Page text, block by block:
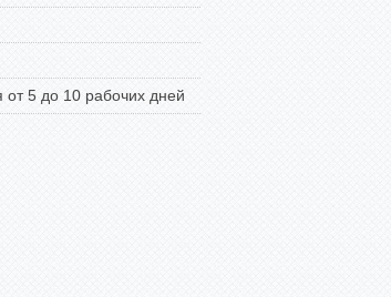
от 5 до 10 рабочих дней